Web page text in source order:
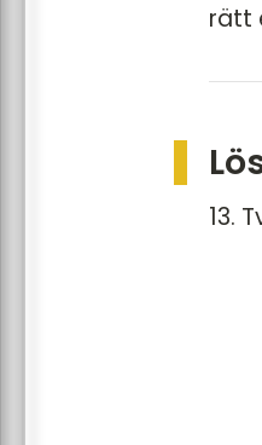
rätt
13.